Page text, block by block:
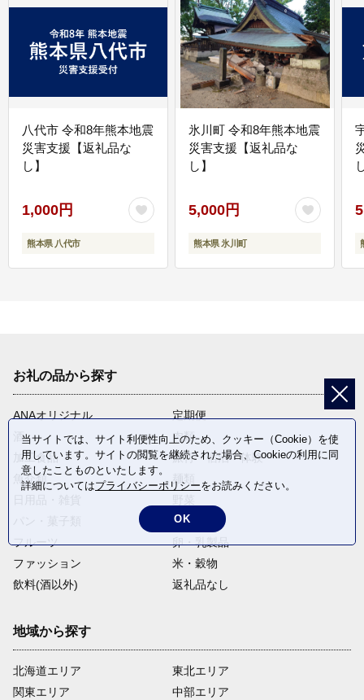
八代市 令和8年熊本地震
災害支援【返礼品な
し】
1,000円
熊本県 八代市
氷川町 令和8年熊本地震
災害支援【返礼品な
し】
5,000円
熊本県 氷川町
お礼の品から探す
ANAオリジナル
定期便
酒
肉類
加工食品
旅行・宿泊・体験
魚介類
麺類
電化製品
フルーツ
卵・乳製品
ファッション
米・穀物
飲料(酒以外)
返礼品なし
地域から探す
北海道エリア
関東エリア
東北エリア
中部エリア
当サイトでは、サイト利便性向上のため、クッキー（Cookie）を使
用しています。サイトの閲覧を継続された場合、Cookieの利用に同
意したことものといたします。
詳細についてはプライバシーポリシーをお読みください。
OK